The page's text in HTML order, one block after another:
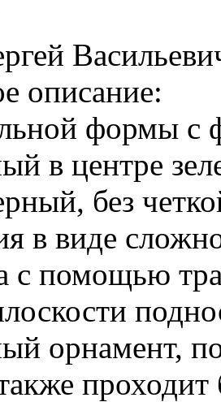
описание:
формы с
в центре
без
в виде
с помощью
орнамент,